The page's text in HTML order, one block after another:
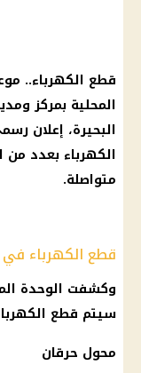
قطع الكهرباء..
المحلية بمركز
البحيرة، إعلان
متواصلة.
قطع الكهرباء
وكشفت الوحدة
سيتم قطع
محول حرقان